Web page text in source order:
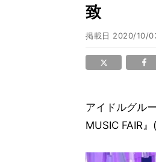
致
掲載日 2020/10/
アイドルグル
MUSIC FAIR